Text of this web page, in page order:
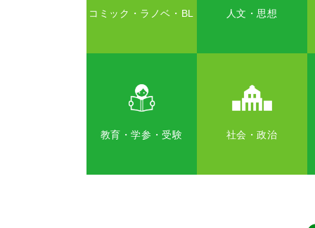
コミック・ラノベ・BL 人文・思想
教育・学参・受験 社会・政治